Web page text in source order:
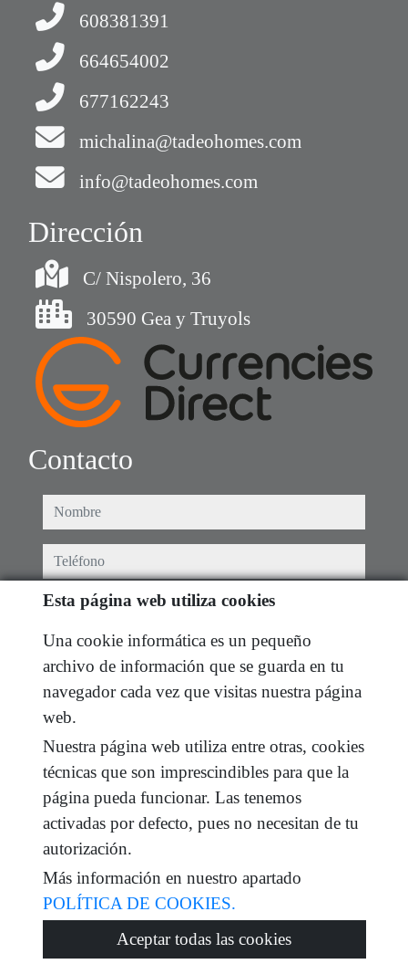
608381391
664654002
677162243
michalina@tadeohomes.com
info@tadeohomes.com
Dirección
C/ Nispolero, 36
30590 Gea y Truyols
Contacto
nombre
teléfono
e-mail
He leído y acepto las condiciones de uso y
de privacidad
mensaje
Captcha
Enviar
Esta página web utiliza cookies
Una cookie informática es un pequeño
archivo de información que se guarda en tu
navegador cada vez que visitas nuestra página
web.
Nuestra página web utiliza entre otras, cookies
técnicas que son imprescindibles para que la
página pueda funcionar. Las tenemos
activadas por defecto, pues no necesitan de tu
autorización.
Más información en nuestro apartado
POLÍTICA DE COOKIES.
Aceptar todas las cookies